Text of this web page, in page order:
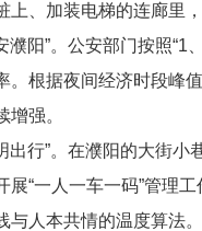
、加装电梯的连廊里
濮阳”。公安部门按照“1
。根据夜间经济时段峰
强。
出行”。在濮阳的大街
展“一人一车一码”管理
与人本共情的温度算法。